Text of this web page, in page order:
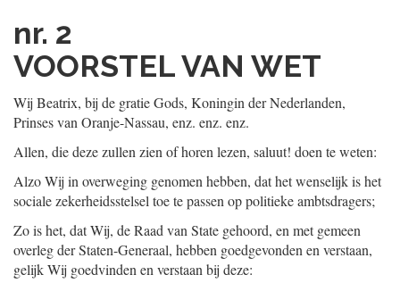
nr. 2
VOORSTEL VAN WET
Wij Beatrix, bij de gratie Gods, Koningin der Nederlanden,
Prinses van Oranje-Nassau, enz. enz. enz.
Allen, die deze zullen zien of horen lezen, saluut! doen te weten:
Alzo Wij in overweging genomen hebben, dat het wenselijk is het
sociale zekerheidsstelsel toe te passen op politieke ambtsdragers;
Zo is het, dat Wij, de Raad van State gehoord, en met gemeen
overleg der Staten-Generaal, hebben goedgevonden en verstaan,
gelijk Wij goedvinden en verstaan bij deze: